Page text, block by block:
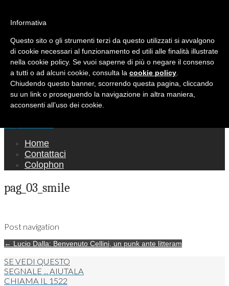
Mondo Italiano nel Mondo
LE INTERVISTE SONO AGLI ITALIANI CHE
RICOPRONO RUOLI ISTITUZIONALI, A
QUELLI CHE RAPPRESENTANO LA SOCIETÀ E
A CHI È UN "COMUNE CITTADINO" ...
PER TUTTO QUESTO SIAMO "ORGOGLIOSI
DI ESSERE ITALIANI"
Home
Contattaci
Colophon
pag_03_smile
Post navigation
← Lucio Dalla: Benvenuto Cellini, un punk ante litteram
SE VEDI QUESTO
SEGNALE ... AIUTALA
CHIAMA IL 1522
Informativa
Questo sito o gli strumenti terzi da questo utilizzati si avvalgono
di cookie necessari al funzionamento ed utili alle finalità illustrate
nella cookie policy. Se vuoi saperne di più o negare il consenso
a tutti o ad alcuni cookie, consulta la cookie policy
Chiudendo questo banner, scorrendo questa pagina, cliccando
su un link o proseguendo la navigazione in altra maniera,
acconsenti all’uso dei cookie.